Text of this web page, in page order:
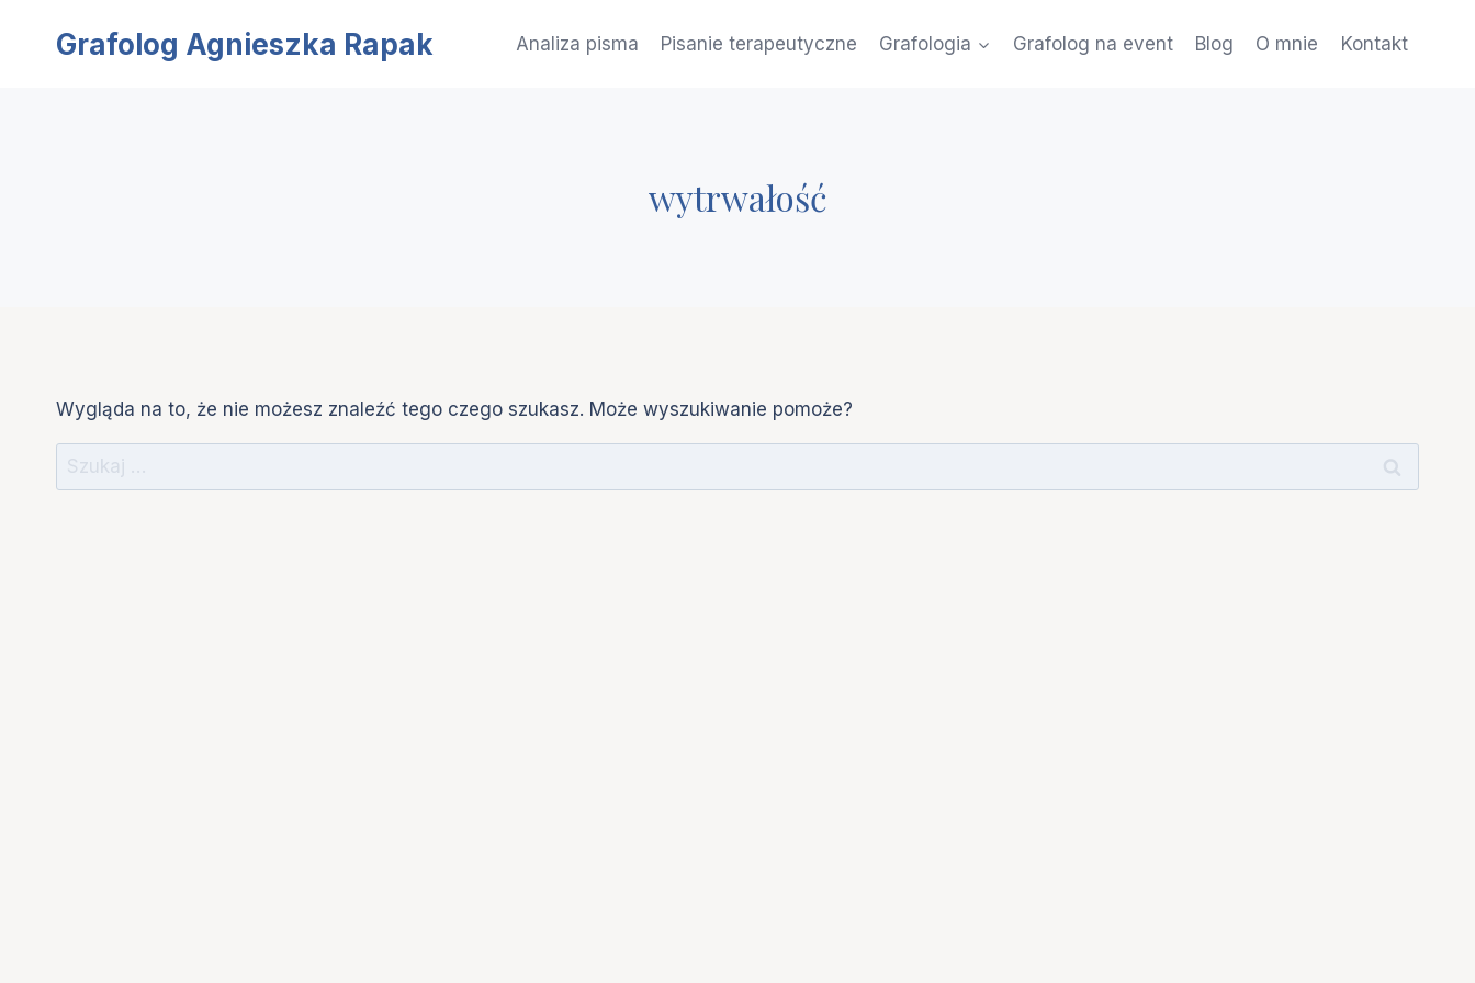
Grafolog Agnieszka Rapak Analiza pisma Pisanie terapeutyczne Grafologia Grafolog na event Blog O mnie Kontakt
wytrwałość
Wygląda na to, że nie możesz znaleźć tego czego szukasz. Może wyszukiwanie pomoże?
Szukaj: